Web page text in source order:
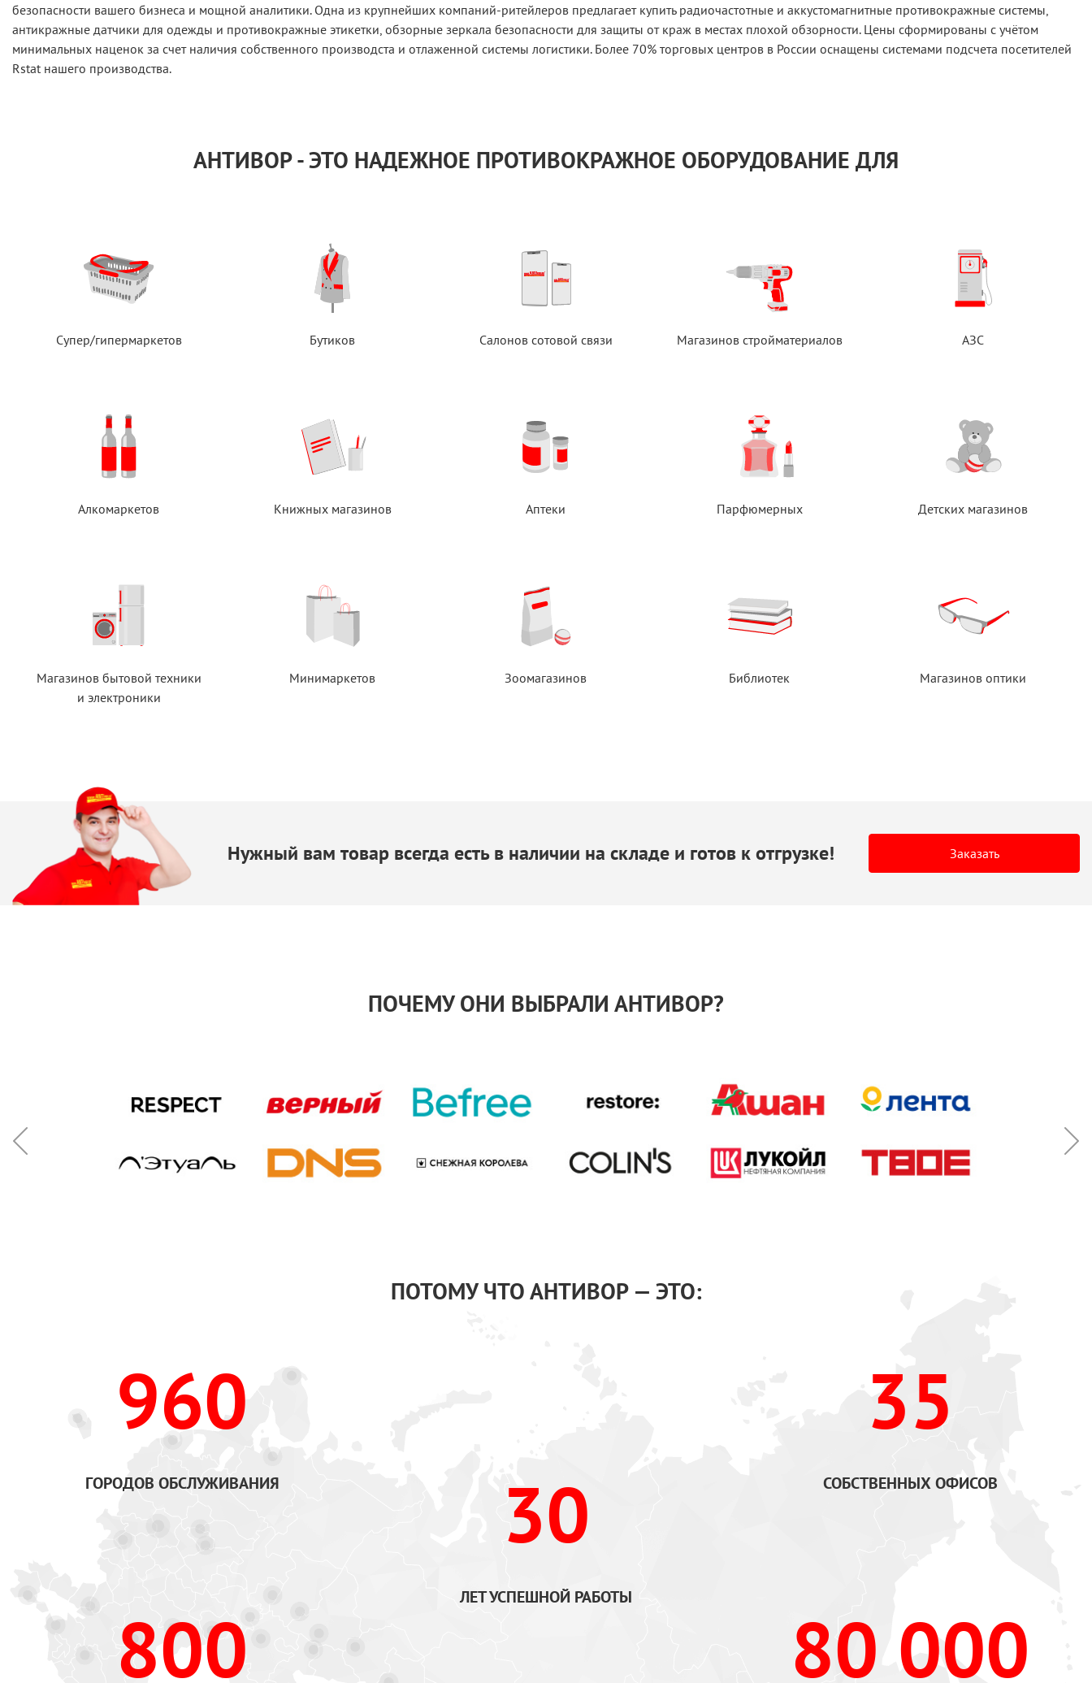
безопасности вашего бизнеса и мощной аналитики. Одна из крупнейших компаний-ритейлеров предлагает купить радиочастотные и аккустомагнитные противокражные системы,
антикражные датчики для одежды и противокражные этикетки, обзорные зеркала безопасности для защиты от краж в местах плохой обзорности. Цены сформированы с учётом
минимальных наценок за счет наличия собственного производста и отлаженной системы логистики. Более 70% торговых центров в России оснащены системами подсчета посетителей
Rstat нашего производства.
АНТИВОР - ЭТО НАДЕЖНОЕ ПРОТИВОКРАЖНОЕ ОБОРУДОВАНИЕ ДЛЯ
Супер/гипермаркетов Бутиков Салонов сотовой связи Магазинов стройматериалов АЗС
Алкомаркетов Книжных магазинов Аптеки Парфюмерных Детских магазинов
Магазинов бытовой техники
и электроники
Минимаркетов Зоомагазинов Библиотек Магазинов оптики
Нужный вам товар всегда естьв наличии на складе и готов к отгрузке! Заказать
ПОЧЕМУ ОНИ ВЫБРАЛИ АНТИВОР?
ПОТОМУ ЧТО АНТИВОР — ЭТО:
960
ГОРОДОВ ОБСЛУЖИВАНИЯ
800
30
ЛЕТ УСПЕШНОЙ РАБОТЫ
35
СОБСТВЕННЫХ ОФИСОВ
80 000